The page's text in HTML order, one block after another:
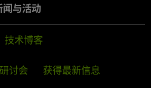
闻与活动
技术博客
讨会 获得最新信息